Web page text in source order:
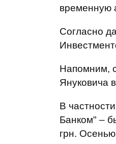
временную
Согласно
Напомним,
Януковича
В
Банком" –
грн.